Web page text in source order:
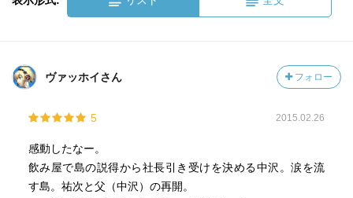
ヴァッホイさん フォロー
5 2015.02.26
感動したなー。
飲み屋で島の説得から社長引き受けを決める中沢。涙を流
す島。祐次と父（中沢）の再開。